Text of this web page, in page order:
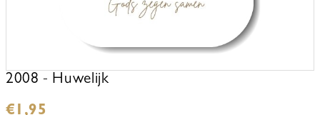
2008 - Huwelijk
€ 1,95